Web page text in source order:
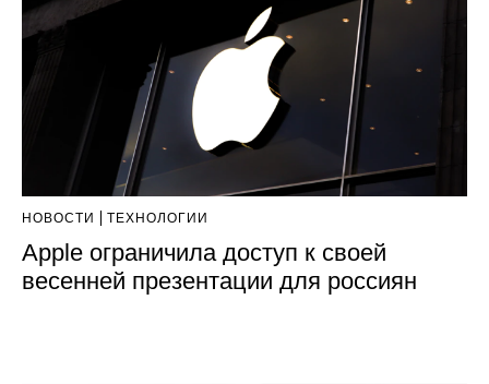
НОВОСТИ ТЕХНОЛОГИИ
Apple ограничила доступ к своей
весенней презентации для россиян